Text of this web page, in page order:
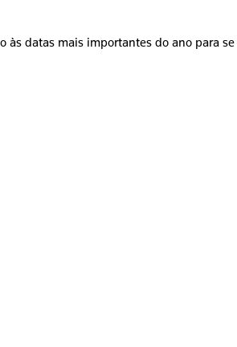
às datas mais importantes do ano para